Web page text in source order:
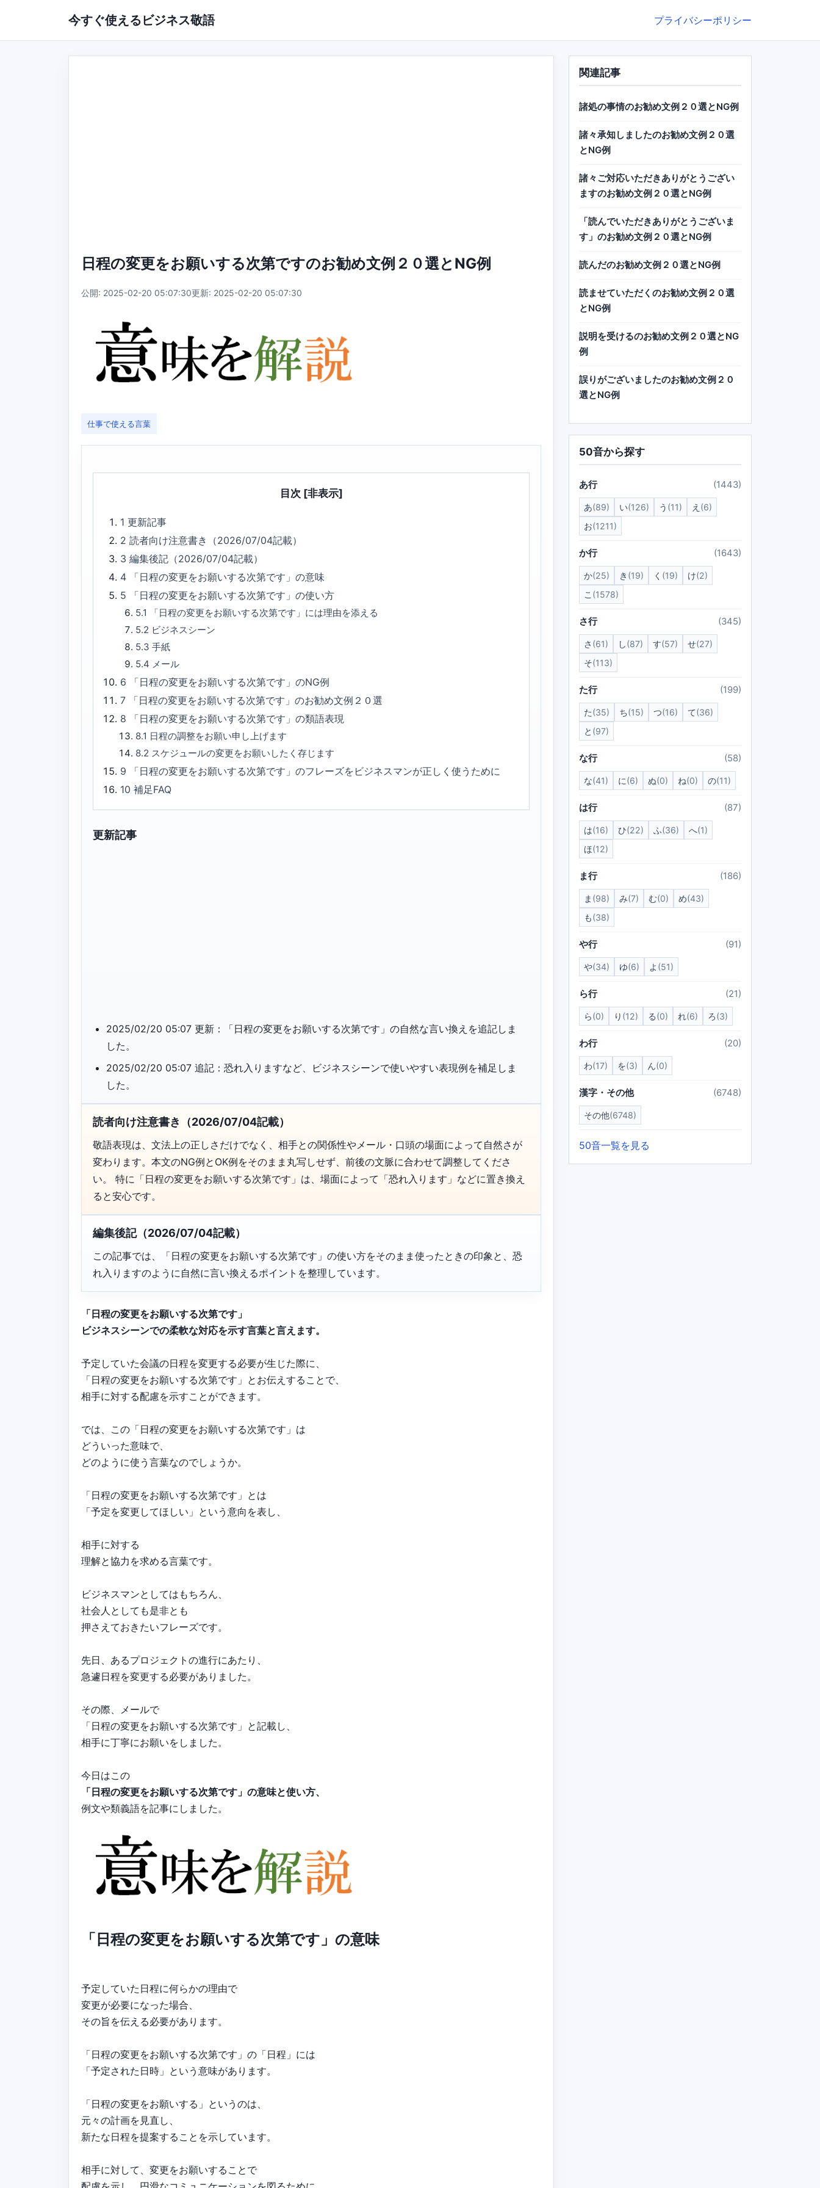
今すぐ使えるビジネス敬語 プライバシーポリシー
日程の変更をお願いする次第ですのお勧め文例２０選とNG例
公開: 2025-02-20 05:07:30更新: 2025-02-20 05:07:30
仕事で使える言葉
目次 [非表示]
1更新記事
2読者向け注意書き（2026/07/04記載）
3編集後記（2026/07/04記載）
4
「日程の変更をお願いする次第です」の意味
5
「日程の変更をお願いする次第です」の使い方
5.1
「日程の変更をお願いする次第です」には理由を添える
5.2 ビジネスシーン
5.3 手紙
5.4 メール
6
「日程の変更をお願いする次第です」のNG例
7
「日程の変更をお願いする次第です」のお勧め文例２０選
8
「日程の変更をお願いする次第です」の類語表現
8.1 日程の調整をお願い申し上げます
8.2 スケジュールの変更をお願いしたく存じます
9
「日程の変更をお願いする次第です」のフレーズをビジネスマンが正しく使うために
10補足FAQ
更新記事
2025/02/20 05:07 更新：「日程の変更をお願いする次第です」の自然な言い換えを追記しま
した。
2025/02/20 05:07 追記：恐れ入りますなど、ビジネスシーンで使いやすい表現例を補足しま
した。
読者向け注意書き（2026/07/04記載）
敬語表現は、文法上の正しさだけでなく、相手との関係性やメール・口頭の場面によって自然さが
変わります。本文のNG例とOK例をそのまま丸写しせず、前後の文脈に合わせて調整してくださ
い。 特に「日程の変更をお願いする次第です」は、場面によって「恐れ入ります」などに置き換え
ると安心です。
編集後記（2026/07/04記載）
この記事では、「日程の変更をお願いする次第です」の使い方をそのまま使ったときの印象と、恐
れ入りますのように自然に言い換えるポイントを整理しています。
「日程の変更をお願いする次第です」
ビジネスシーンでの柔軟な対応を示す言葉と言えます。
予定していた会議の日程を変更する必要が生じた際に、
「日程の変更をお願いする次第です」とお伝えすることで、
相手に対する配慮を示すことができます。
では、この「日程の変更をお願いする次第です」は
どういった意味で、
どのように使う言葉なのでしょうか。
「日程の変更をお願いする次第です」とは
「予定を変更してほしい」という意向を表し、
相手に対する
理解と協力を求める言葉です。
ビジネスマンとしてはもちろん、
社会人としても是非とも
押さえておきたいフレーズです。
先日、あるプロジェクトの進行にあたり、
急遽日程を変更する必要がありました。
その際、メールで
「日程の変更をお願いする次第です」と記載し、
相手に丁寧にお願いをしました。
今日はこの
「日程の変更をお願いする次第です」の意味と使い方、
例文や類義語を記事にしました。
「日程の変更をお願いする次第です」の意味
予定していた日程に何らかの理由で
変更が必要になった場合、
その旨を伝える必要があります。
「日程の変更をお願いする次第です」の「日程」には
「予定された日時」という意味があります。
「日程の変更をお願いする」というのは、
元々の計画を見直し、
新たな日程を提案することを示しています。
相手に対して、変更をお願いすることで
関連記事
諸処の事情のお勧め文例２０選とNG例
諸々承知しましたのお勧め文例２０選
とNG例
諸々ご対応いただきありがとうござい
ますのお勧め文例２０選とNG例
「読んでいただきありがとうございま
す」のお勧め文例２０選とNG例
読んだのお勧め文例２０選とNG例
読ませていただくのお勧め文例２０選
とNG例
説明を受けるのお勧め文例２０選とNG
例
誤りがございましたのお勧め文例２０
選とNG例
50音から探す
あ行 (1443)
あ(89) い(126) う (11) え (6)
お(1211)
か行 (1643)
か(25) き (19) く (19) け(2)
こ (1578)
さ行 (345)
さ (61) し(87) す(57) せ(27)
そ(113)
た行 (199)
た(35) ち(15) つ(16) て(36)
と (97)
な行 (58)
な(41) に(6) ぬ(0) ね(0) の(11)
は行 (87)
は(16) ひ(22) ふ(36) へ(1)
ほ(12)
ま行 (186)
ま (98) み(7) む(0) め(43)
も(38)
や行 (91)
や(34) ゆ(6) よ (51)
ら行 (21)
ら(0) り (12) る(0) れ(6) ろ(3)
わ行 (20)
わ(17) を(3) ん(0)
漢字・その他 (6748)
その他(6748)
50音一覧を見る